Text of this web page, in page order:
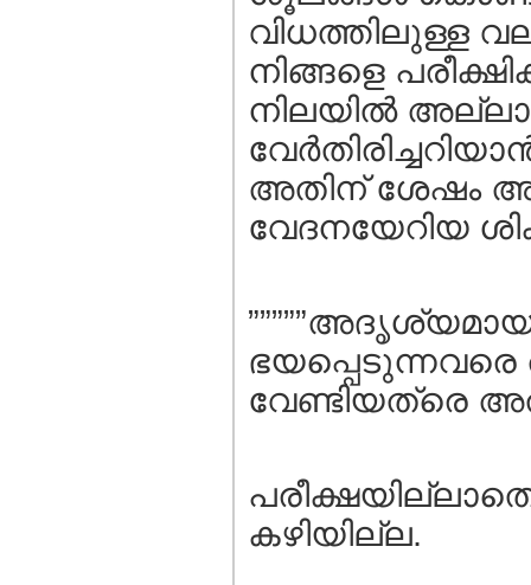
വിധത്തിലുള്ള
നിങ്ങളെ
നിലയില്‍
അതിന്‌ ശേഷം
വേദനയേറിയ
ഭയപ്പെടുന്നവരെ
വേണ്ടിയത്രെ
കഴിയില്ല.